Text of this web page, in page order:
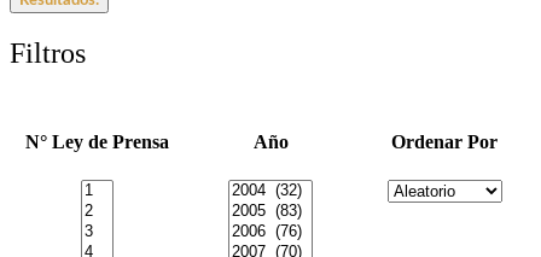
Filtros
N° Ley de Prensa Año Ordenar Por